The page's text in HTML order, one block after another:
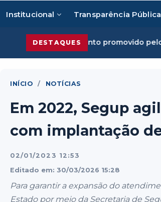
Institucional Transparência Pública
DESTAQUES
promovido pelo Ministério da
INÍCIO / NOTÍCIAS
Em 2022, Segup
com implantação
02/01/2023 12:53
Editado em: 30/03/2026 15:28
Para garantir a expansão do
Estado por meio da Secretaria de